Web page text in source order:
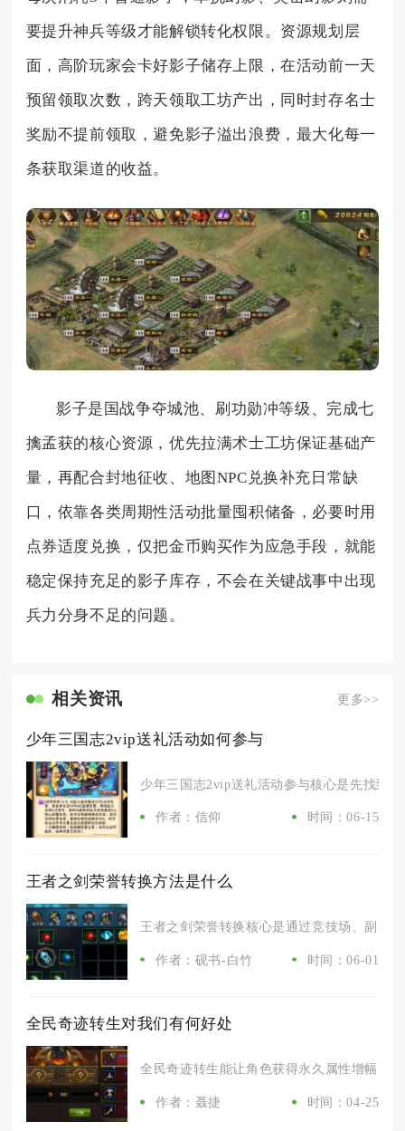
要提升神兵等级才能解锁转化权限。资源规划层
面，高阶玩家会卡好影子储存上限，在活动前一天
预留领取次数，跨天领取工坊产出，同时封存名士
奖励不提前领取，避免影子溢出浪费，最大化每一
条获取渠道的收益。
影子是国战争夺城池、刷功勋冲等级、完成七
擒孟获的核心资源，优先拉满术士工坊保证基础产
量，再配合封地征收、地图NPC兑换补充日常缺
口，依靠各类周期性活动批量囤积储备，必要时用
点券适度兑换，仅把金币购买作为应急手段，就能
稳定保持充足的影子库存，不会在关键战事中出现
兵力分身不足的问题。
相关资讯 更多>>
少年三国志2vip送礼活动如何参与
少年三国志2vip送礼活动参与核心是先找到
作者：信仰 时间：06-15
王者之剑荣誉转换方法是什么
王者之剑荣誉转换核心是通过竞技场、副本
作者：砚书-白竹 时间：06-01
全民奇迹转生对我们有何好处
全民奇迹转生能让角色获得永久属性增幅、
作者：聂捷 时间：04-25